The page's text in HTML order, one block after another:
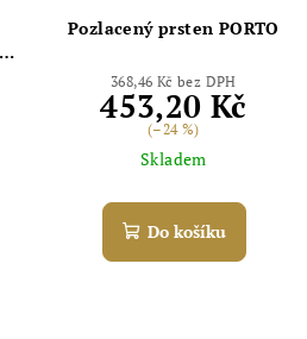
Pozlacený prsten PORTO
368,46 Kč bez DPH
453,20 Kč
(–24 %)
Skladem
Do košíku